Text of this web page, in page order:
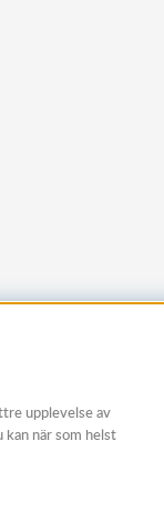
upplevelse av
kan när som helst